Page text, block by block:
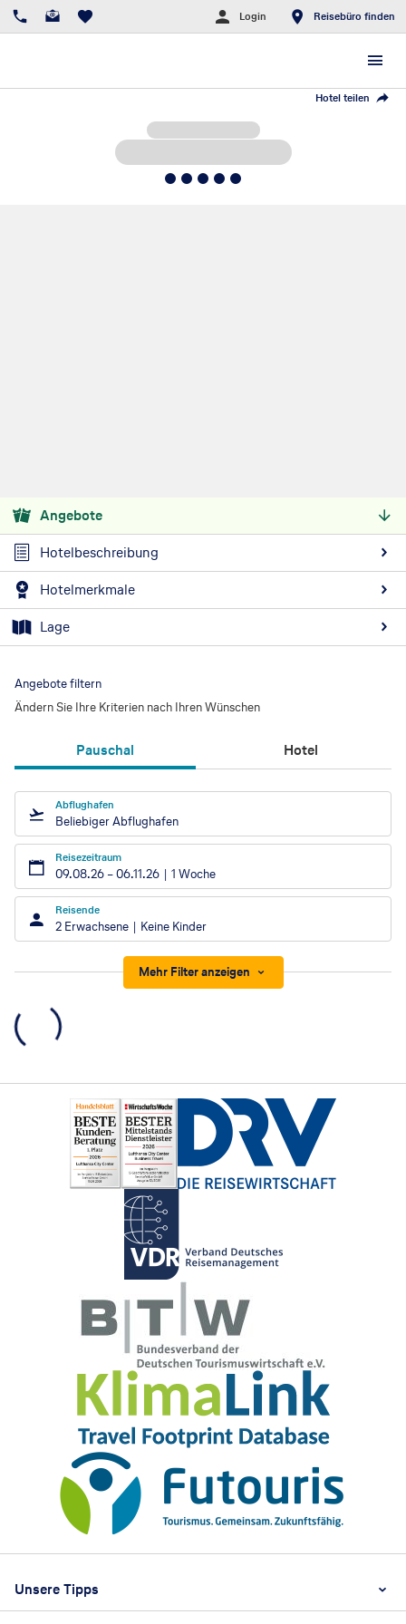
Login Reisebüro finden
Hotel teilen
5
Angebote
Hotelbeschreibung
Hotelmerkmale
Lage
Angebote filtern
Ändern Sie Ihre Kriterien nach Ihren Wünschen
Pauschal Hotel
Abflughafen
Beliebiger Abflughafen
Reisezeitraum
09.08.26 –06.11.26 1 Woche
Reisende
2 Erwachsene Keine Kinder
Mehr Filter anzeigen
Unsere Tipps